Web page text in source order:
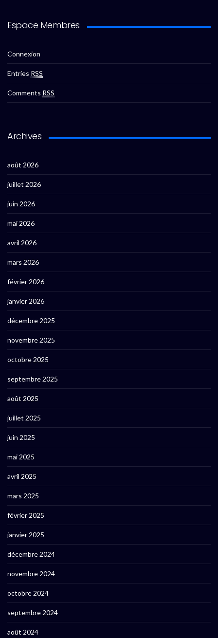
Espace Membres
Connexion
Entries RSS
Comments RSS
Archives
août 2026
juillet 2026
juin 2026
mai 2026
avril 2026
mars 2026
février 2026
janvier 2026
décembre 2025
novembre 2025
octobre 2025
septembre 2025
août 2025
juillet 2025
juin 2025
mai 2025
avril 2025
mars 2025
février 2025
janvier 2025
décembre 2024
novembre 2024
octobre 2024
septembre 2024
août 2024